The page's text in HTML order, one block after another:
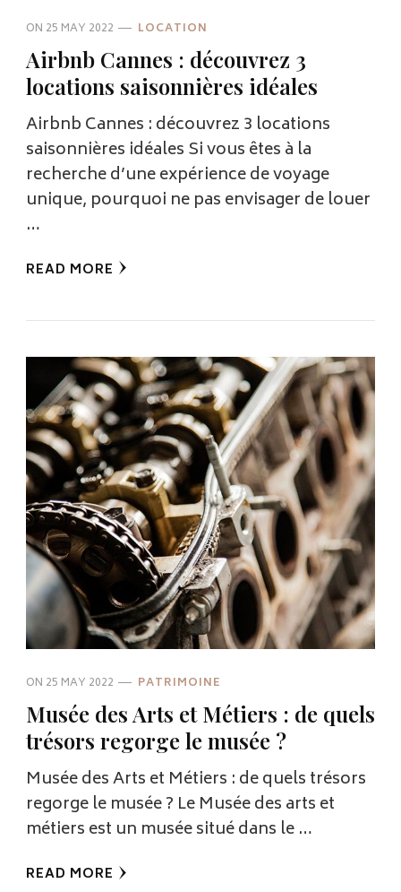
ON 25 MAY 2022 LOCATION
Airbnb Cannes : découvrez 3
locations saisonnières idéales
Airbnb Cannes : découvrez 3 locations
saisonnières idéales Si vous êtes à la
recherche d’une expérience de voyage
unique, pourquoi ne pas envisager de louer
…
READ MORE
ON 25 MAY 2022 PATRIMOINE
Musée des Arts et Métiers : de quels
trésors regorge le musée ?
Musée des Arts et Métiers : de quels trésors
regorge le musée ? Le Musée des arts et
métiers est un musée situé dans le …
READ MORE